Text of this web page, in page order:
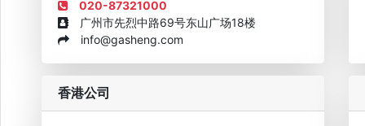
企业诚信AAAAA奖牌2015 欧美澳最具价值品牌移民机构
020-87321000
广州市先烈中路69号东山广场18楼
info@gasheng.com
香港公司